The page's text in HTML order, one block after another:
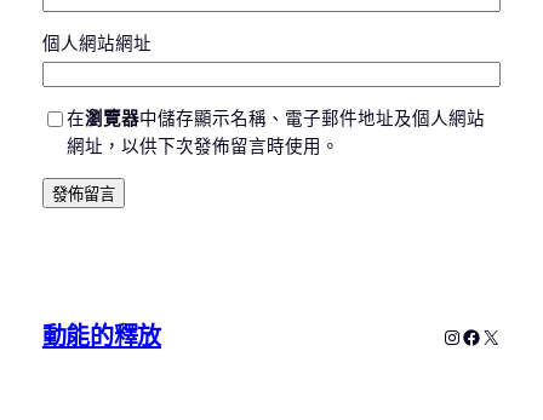
個人網站網址
在瀏覽器中儲存顯示名稱、電子郵件地址及個人網站
網址，以供下次發佈留言時使用。
動能的釋放 Instagram
X